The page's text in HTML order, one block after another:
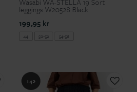
leggings W20528 Black
199,95 kr
44 50-52 54-56
+42